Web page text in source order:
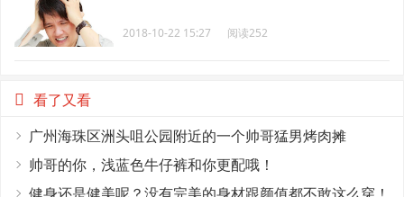
2018-10-22 15:27 阅读252
看了又看
广州海珠区洲头咀公园附近的一个帅哥猛男烤肉摊
帅哥的你，浅蓝色牛仔裤和你更配哦！